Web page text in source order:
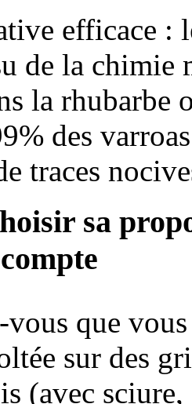
efficace :
de la chimie
la rhubarbe
des
traces
sa
vous que
sur des
(avec